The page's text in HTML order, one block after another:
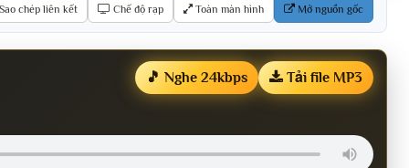
Sao chép liên kết Chế độ rạp Toàn màn hình Mở nguồn gốc
🎵 Nghe 24kbps Tải file MP3